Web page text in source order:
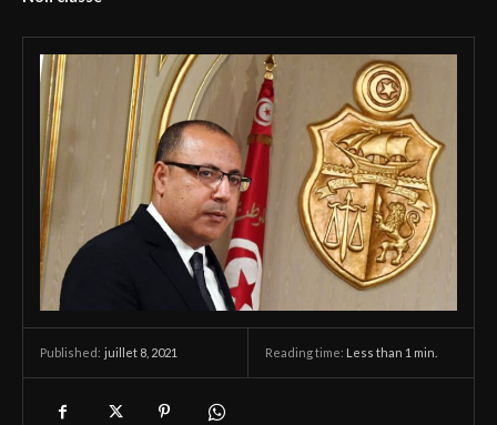
Published: juillet 8, 2021 Reading time: Less than 1 min.